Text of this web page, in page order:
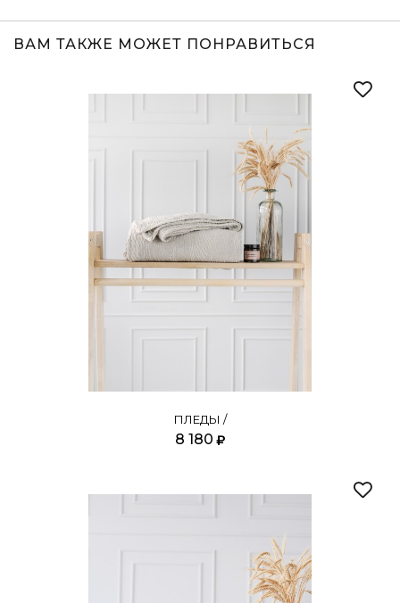
ВАМ ТАКЖЕ МОЖЕТ ПОНРАВИТЬСЯ
8 180
ПЛЕДЫ /